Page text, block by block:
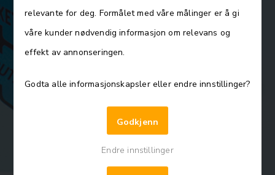
relevante for deg. Formålet med våre målinger er å gi
våre kunder nødvendig informasjon om relevans og
effekt av annonseringen.
Godta alle informasjonskapsler eller endre innstillinger?
Godkjenn
Endre innstillinger
Vil du lede Norges største helseklynge og
forme fremtidens helsenæring?
CEO